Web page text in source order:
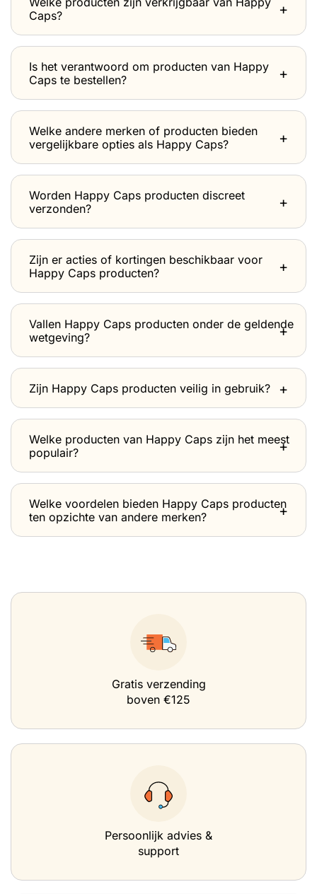
Caps?
Is het verantwoord om producten van Happy
Caps te bestellen?
Welke andere merken of producten bieden
vergelijkbare opties als Happy Caps?
Worden Happy Caps producten discreet
verzonden?
Zijn er acties of kortingen beschikbaar voor
Happy Caps producten?
Vallen Happy Caps producten onder de geldende
wetgeving?
Zijn Happy Caps producten veilig in gebruik?
Welke producten van Happy Caps zijn het meest
populair?
Welke voordelen bieden Happy Caps producten
ten opzichte van andere merken?
Gratis verzending
boven €125
Persoonlijk advies &
support